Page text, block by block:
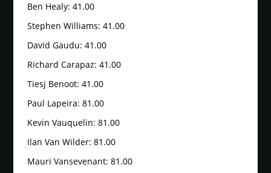
Ben Healy: 41.00
Stephen Williams: 41.00
David Gaudu: 41.00
Richard Carapaz: 41.00
Tiesj Benoot: 41.00
Paul Lapeira: 81.00
Kevin Vauquelin: 81.00
Ilan Van Wilder: 81.00
Mauri Vansevenant: 81.00